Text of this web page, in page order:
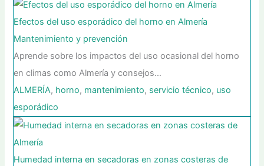
Efectos del uso esporádico del horno en Almería
Mantenimiento y prevención
Aprende sobre los impactos del uso ocasional del horno
en climas como Almería y consejos…
ALMERÍA, horno, mantenimiento, servicio técnico, uso
esporádico
Humedad interna en secadoras en zonas costeras de